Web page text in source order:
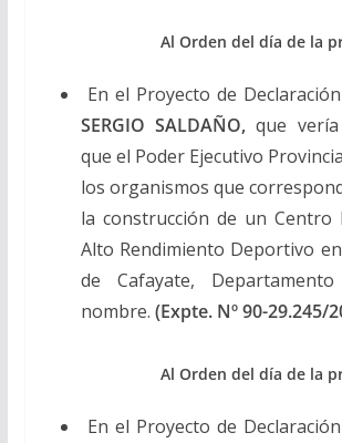
Al Orden del día de la
En el Proyecto de
SERGIO SALDAÑO, que
que el Poder Ejecutivo
los organismos que
la construcción de un Centro
Alto Rendimiento Deportivo
de Cafayate,
nombre. (Expte. Nº 90-29.245/
Al Orden del día de la
En el Proyecto de